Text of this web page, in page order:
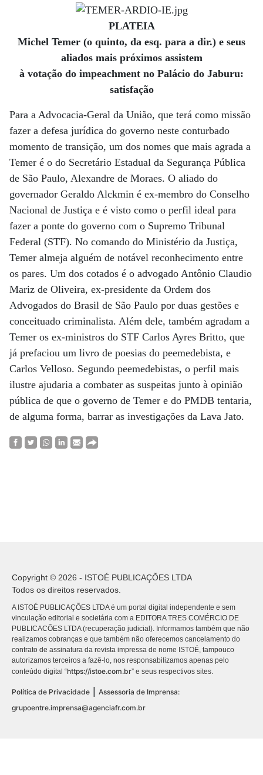
PLATEIA
Michel Temer (o quinto, da esq. para a dir.) e seus
aliados mais próximos assistem
à votação do impeachment no Palácio do Jaburu:
satisfação
Para a Advocacia-Geral da União, que terá como missão
fazer a defesa jurídica do governo neste conturbado
momento de transição, um dos nomes que mais agrada a
Temer é o do Secretário Estadual da Segurança Pública
de São Paulo, Alexandre de Moraes. O aliado do
governador Geraldo Alckmin é ex-membro do Conselho
Nacional de Justiça e é visto como o perfil ideal para
fazer a ponte do governo com o Supremo Tribunal
Federal (STF). No comando do Ministério da Justiça,
Temer almeja alguém de notável reconhecimento entre
os pares. Um dos cotados é o advogado Antônio Claudio
Mariz de Oliveira, ex-presidente da Ordem dos
Advogados do Brasil de São Paulo por duas gestões e
conceituado criminalista. Além dele, também agradam a
Temer os ex-ministros do STF Carlos Ayres Britto, que
já prefaciou um livro de poesias do peemedebista, e
Carlos Velloso. Segundo peemedebistas, o perfil mais
ilustre ajudaria a combater as suspeitas junto à opinião
pública de que o governo de Temer e do PMDB tentaria,
de alguma forma, barrar as investigações da Lava Jato.
Copyright © 2026 - ISTOÉ PUBLICAÇÕES LTDA
Todos os direitos reservados.
A ISTOÉ PUBLICAÇÕES LTDA é um portal digital independente e sem
vinculação editorial e societária com a EDITORA TRES COMÉRCIO DE
PUBLICACÕES LTDA (recuperação judicial). Informamos também que não
realizamos cobranças e que também não oferecemos cancelamento do
contrato de assinatura da revista impressa de nome ISTOÉ, tampouco
autorizamos terceiros a fazê-lo, nos responsabilizamos apenas pelo
conteúdo digital “https://istoe.com.br” e seus respectivos sites.
Política de Privacidade | Assessoria de Imprensa:
grupoentre.imprensa@agenciafr.com.br